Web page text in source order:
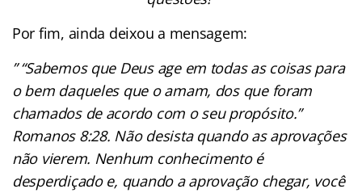
Por fim, ainda deixou a mensagem:
” “Sabemos que Deus age em todas as coisas para
o bem daqueles que o amam, dos que foram
chamados de acordo com o seu propósito.”
Romanos 8:28. Não desista quando as aprovações
não vierem. Nenhum conhecimento é
desperdiçado e, quando a aprovação chegar, você